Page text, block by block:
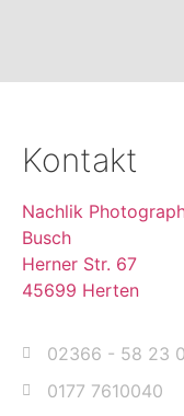
Kontakt
Nachlik
Busch
Herner Str. 67
45699 Herten
02366 - 58 23
0177 7610040